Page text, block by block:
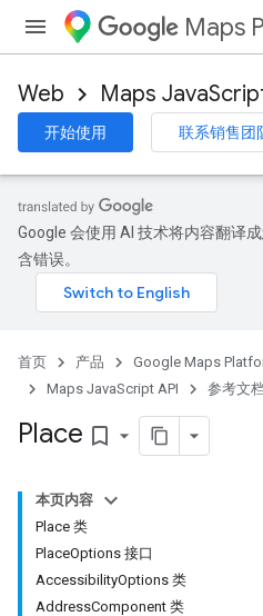
Maps
Web Maps
开始使用 联系销售团
Google 会使用 AI 技术将内容翻译
含错误。
首页 产品 Google Maps
Maps JavaScript API
参考文档
Place bookmark_border
本页内容
Place 类
PlaceOptions 接口
AccessibilityOptions 类
AddressComponent 类